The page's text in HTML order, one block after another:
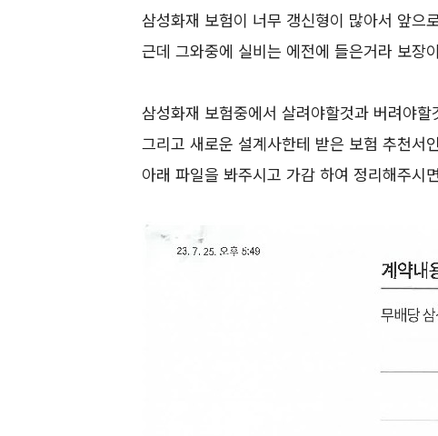
삼성화재 보험이 너무 갱신형이 많아서 앞
근데 그와중에 실비는 에전에 들은거라 보장
삼성화재 보험중에서 살려야할것과 버려야할
그리고 새로운 설계사한테 받은 보험 추천서
아래 파일을 봐주시고 가감 하여 정리해주시